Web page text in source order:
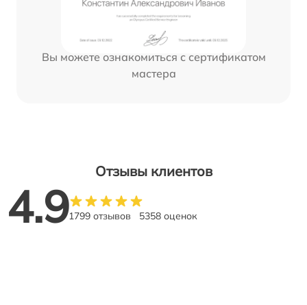
Вы можете ознакомиться с сертификатом
мастера
Отзывы клиентов
4.91799 отзывов 5358 оценок